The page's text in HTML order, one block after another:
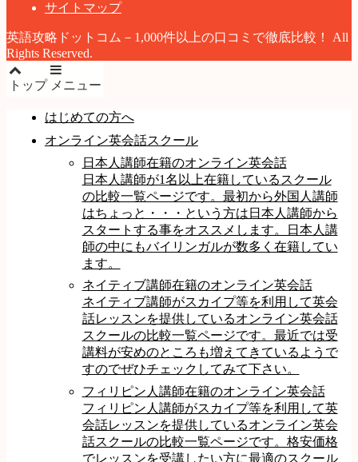
サイトマップ
英語攻略ドットコム－1,000件以上の口コミで徹底比較！ All
Rights Reserved.
トップ メニュー
はじめての方へ
オンライン英会話スクール
日本人講師在籍のオンライン英会話
日本人講師が1名以上在籍しているスクール
の比較一覧ページです。最初から外国人講師
はちょっと・・・という方は日本人講師から
スタートする事をオススメします。日本人講
師の中にもバイリンガルが数多く在籍してい
ます。
ネイティブ講師在籍のオンライン英会話
ネイティブ講師がスカイプ等を利用して英会
話レッスンを提供しているオンライン英会話
スクールの比較一覧ページです。最近では受
講料が安めのところも増えてきているようで
すのでぜひチェックしてみて下さい。
フィリピン人講師在籍のオンライン英会話
フィリピン人講師がスカイプ等を利用して英
会話レッスンを提供しているオンライン英会
話スクールの比較一覧ページです。格安価格
でレッスンを受講したい方に最適のスクール